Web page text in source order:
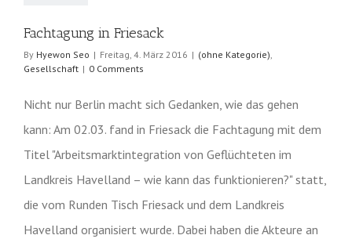
Fachtagung in Friesack
By Hyewon Seo | Freitag, 4. März 2016 | (ohne Kategorie),
Gesellschaft | 0 Comments
Nicht nur Berlin macht sich Gedanken, wie das gehen
kann: Am 02.03. fand in Friesack die Fachtagung mit dem
Titel "Arbeitsmarktintegration von Geflüchteten im
Landkreis Havelland – wie kann das funktionieren?" statt,
die vom Runden Tisch Friesack und dem Landkreis
Havelland organisiert wurde. Dabei haben die Akteure an